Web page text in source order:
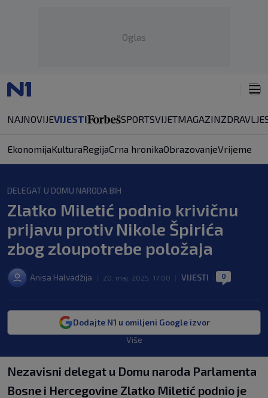
Oglas
NAJNOVIJEVIJESTI SPORTSVIJETMAGAZINZDRAVLJE
EkonomijaKulturaRegijaCrna hronikaObrazovanjeVrijeme
DELEGAT U DOMU NARODA BIH
Zlatko Miletić podnio krivičnu
prijavu protiv Nikole Špirića
zbog zloupotrebe položaja
Anisa Halvadžija 20. maj. 2025. 17:00 VIJESTI 0
Dodajte N1 u omiljeni Google izvor
Više
Nezavisni delegat u Domu naroda Parlamenta
Bosne i Hercegovine Zlatko Miletić podnio je